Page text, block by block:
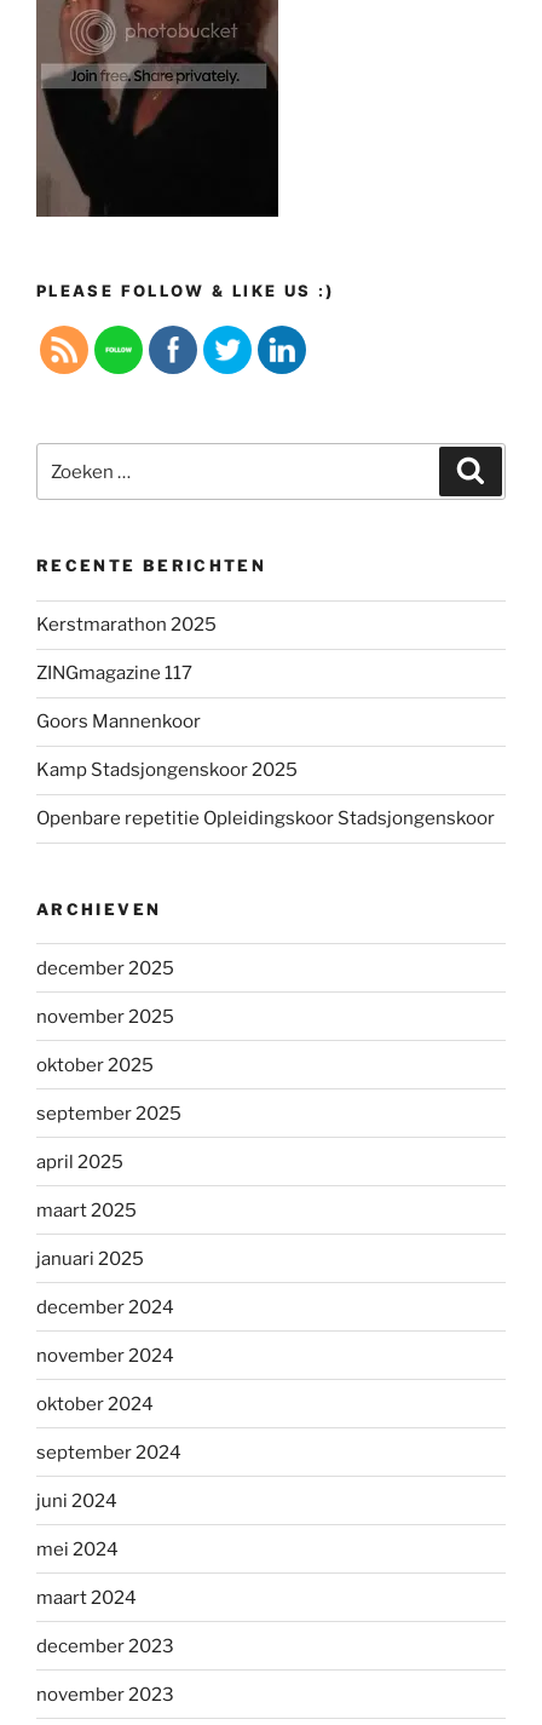
PLEASE FOLLOW & LIKE US :)
naar:
RECENTE BERICHTEN
Kerstmarathon 2025
ZINGmagazine 117
Goors Mannenkoor
Kamp Stadsjongenskoor 2025
Openbare repetitie Opleidingskoor Stadsjongenskoor
ARCHIEVEN
december 2025
november 2025
oktober 2025
september 2025
april 2025
maart 2025
januari 2025
december 2024
november 2024
oktober 2024
september 2024
juni 2024
mei 2024
maart 2024
december 2023
november 2023